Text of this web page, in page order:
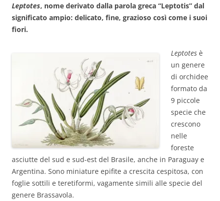
Leptotes, nome derivato dalla parola greca “Leptotis” dal
significato ampio: delicato, fine, grazioso così come i suoi
fiori.
Leptotes è
un genere
di orchidee
formato da
9 piccole
specie che
crescono
nelle
foreste
asciutte del sud e sud-est del Brasile, anche in Paraguay e
Argentina. Sono miniature epifite a crescita cespitosa, con
foglie sottili e teretiformi, vagamente simili alle specie del
genere Brassavola.